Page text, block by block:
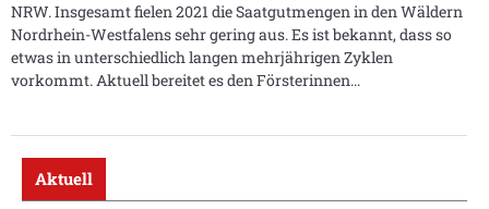
NRW. Insgesamt fielen 2021 die Saatgutmengen in den Wäldern
Nordrhein-Westfalens sehr gering aus. Es ist bekannt, dass so
etwas in unterschiedlich langen mehrjährigen Zyklen
vorkommt. Aktuell bereitet es den Försterinnen
Aktuell